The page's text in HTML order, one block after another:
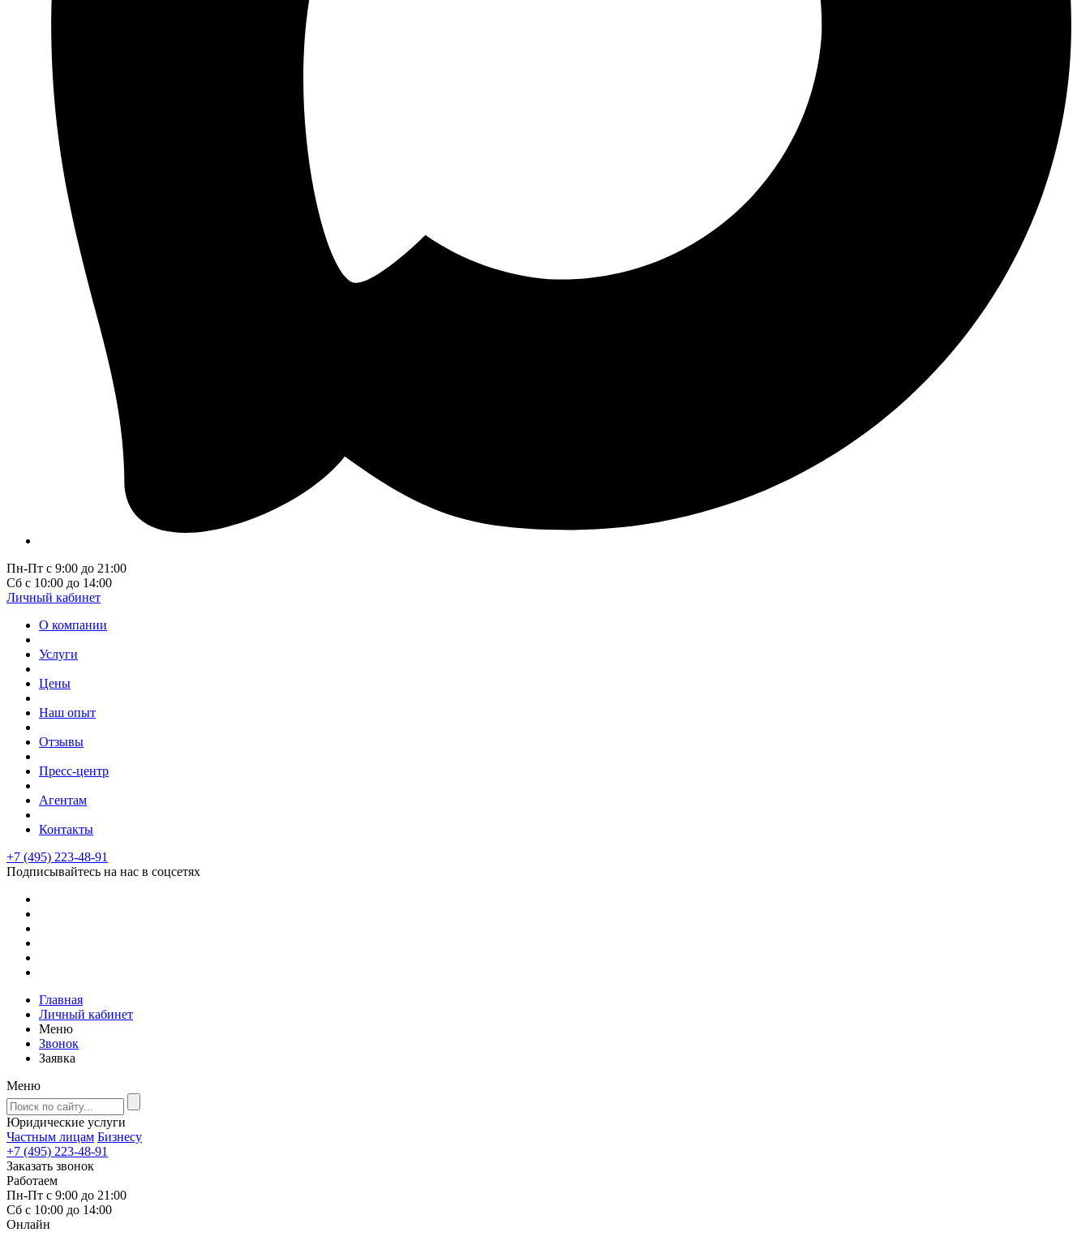
Пн-Пт с 9:00 до 21:00
Сб с 10:00 до 14:00
Личный кабинет
О компании
Услуги
Цены
Наш опыт
Отзывы
Пресс-центр
Агентам
Контакты
+7 (495) 223-48-91
Подписывайтесь на нас в соцсетях
Главная
Личный кабинет
Меню
Звонок
Заявка
Меню
Юридические услуги
Частным лицам Бизнесу
+7 (495) 223-48-91
Заказать звонок
Работаем
Пн-Пт с 9:00 до 21:00
Сб с 10:00 до 14:00
Онлайн